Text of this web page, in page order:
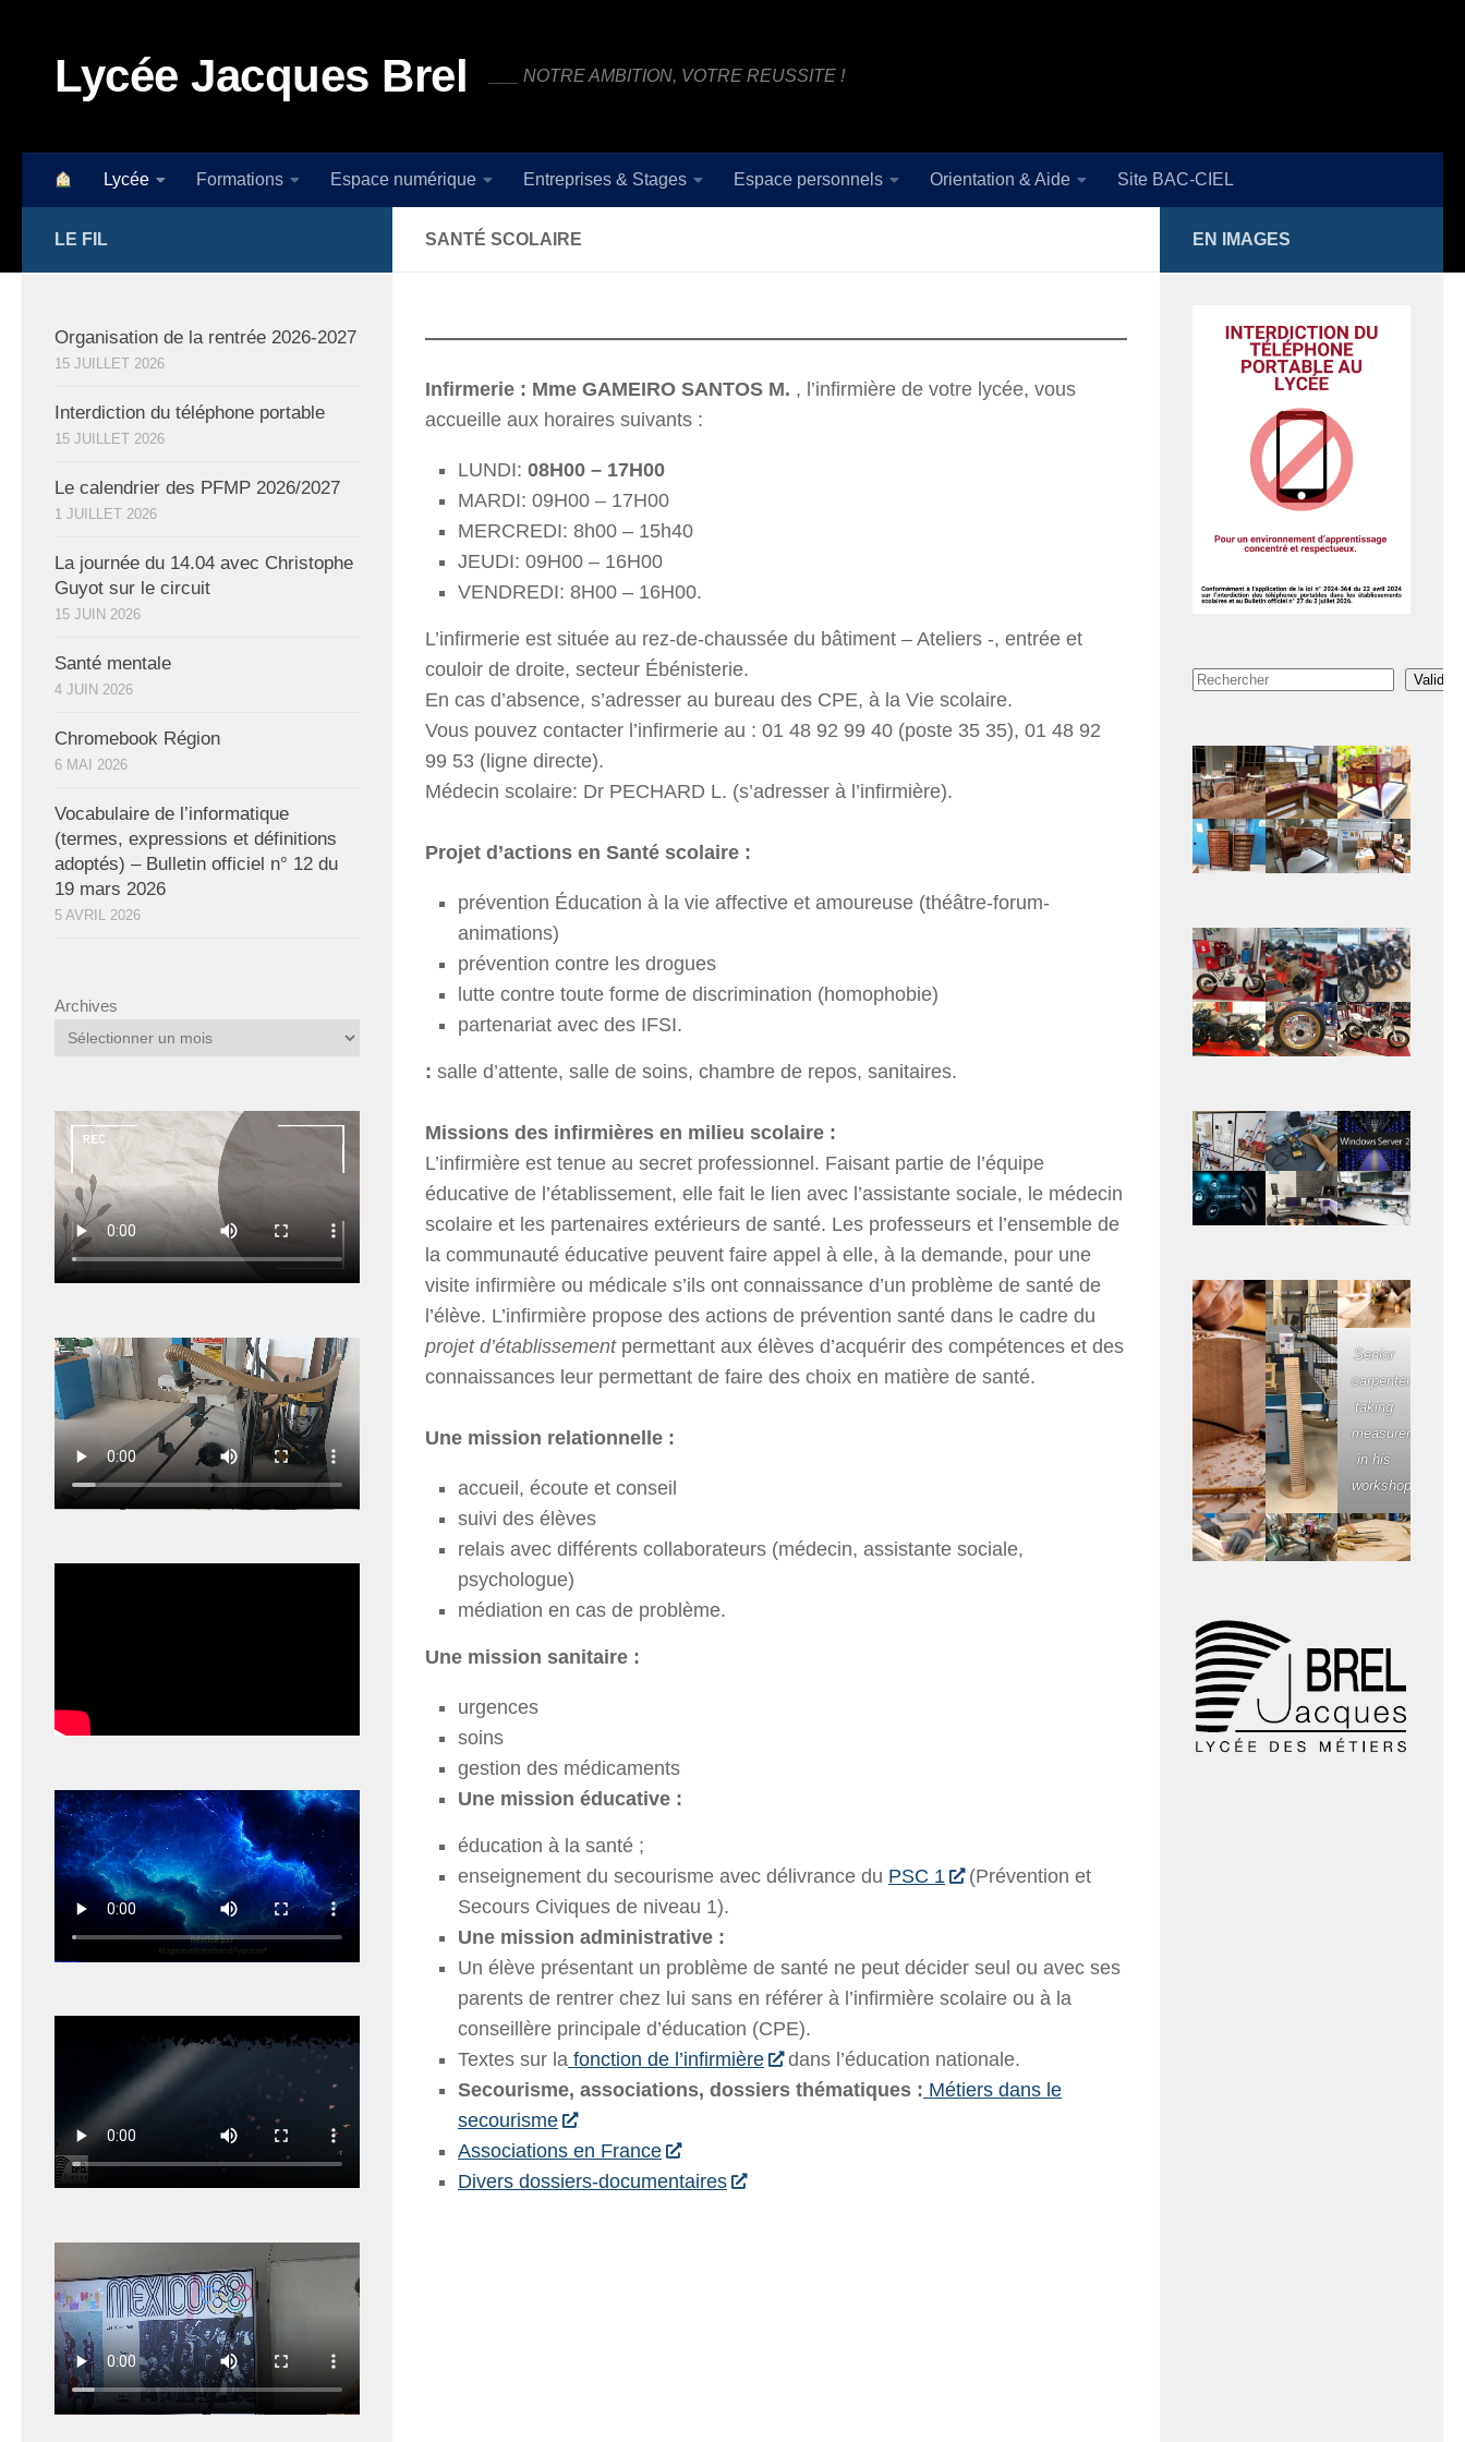
Lycée Jacques Brel ___ NOTRE AMBITION, VOTRE REUSSITE !
Lycée Formations Espace numérique Entreprises & Stages Espace personnels Orientation & Aide Site BAC-CIEL
SANTÉ SCOLAIRE
Infirmerie : Mme GAMEIRO SANTOS M. , l’infirmière de votre lycée, vous
accueille aux horaires suivants :
LUNDI: 08H00 – 17H00
MARDI: 09H00 – 17H00
MERCREDI: 8h00 – 15h40
JEUDI: 09H00 – 16H00
VENDREDI: 8H00 – 16H00.
L’infirmerie est située au rez-de-chaussée du bâtiment – Ateliers -, entrée et
couloir de droite, secteur Ébénisterie.
En cas d’absence, s’adresser au bureau des CPE, à la Vie scolaire.
Vous pouvez contacter l’infirmerie au : 01 48 92 99 40 (poste 35 35), 01 48 92
99 53 (ligne directe).
Médecin scolaire: Dr PECHARD L. (s’adresser à l’infirmière).
Projet d’actions en Santé scolaire :
prévention Éducation à la vie affective et amoureuse (théâtre-forum-
animations)
prévention contre les drogues
lutte contre toute forme de discrimination (homophobie)
partenariat avec des IFSI.
: salle d’attente, salle de soins, chambre de repos, sanitaires.
Missions des infirmières en milieu scolaire :
L’infirmière est tenue au secret professionnel. Faisant partie de l’équipe
éducative de l’établissement, elle fait le lien avec l’assistante sociale, le médecin
scolaire et les partenaires extérieurs de santé. Les professeurs et l’ensemble de
la communauté éducative peuvent faire appel à elle, à la demande, pour une
visite infirmière ou médicale s’ils ont connaissance d’un problème de santé de
l’élève. L’infirmière propose des actions de prévention santé dans le cadre du
projet d’établissement permettant aux élèves d’acquérir des compétences et des
connaissances leur permettant de faire des choix en matière de santé.
Une mission relationnelle :
accueil, écoute et conseil
suivi des élèves
relais avec différents collaborateurs (médecin, assistante sociale,
psychologue)
médiation en cas de problème.
Une mission sanitaire :
urgences
soins
gestion des médicaments
Une mission éducative :
éducation à la santé ;
enseignement du secourisme avec délivrance du PSC 1
(Prévention et
Secours Civiques de niveau 1).
Une mission administrative :
Un élève présentant un problème de santé ne peut décider seul ou avec ses
parents de rentrer chez lui sans en référer à l’infirmière scolaire ou à la
conseillère principale d’éducation (CPE).
Textes sur la fonction de l’infirmière
dans l’éducation nationale.
Secourisme, associations, dossiers thématiques : Métiers dans le
secourisme
Associations en France
Divers dossiers-documentaires
LE FIL
Organisation de la rentrée 2026-2027
15 JUILLET 2026
Interdiction du téléphone portable
15 JUILLET 2026
Le calendrier des PFMP 2026/2027
1 JUILLET 2026
La journée du 14.04 avec Christophe
Guyot sur le circuit
15 JUIN 2026
Santé mentale
4 JUIN 2026
Chromebook Région
6 MAI 2026
Vocabulaire de l’informatique
(termes, expressions et définitions
adoptés) – Bulletin officiel n° 12 du
19 mars 2026
5 AVRIL 2026
Archives
EN IMAGES
Rechercher Valider
Senior
carpenter
taking
measurement
in his
workshop